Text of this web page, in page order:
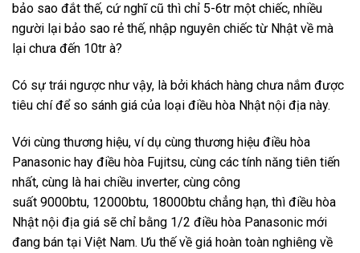
bảo sao đắt thế, cứ nghĩ cũ thì chỉ 5-6tr một chiếc, nhiều
người lại bảo sao rẻ thế, nhập nguyên chiếc từ Nhật về mà
lại chưa đến 10tr à?
Có sự trái ngược như vậy, là bởi khách hàng chưa nắm được
tiêu chí để so sánh giá của loại điều hòa Nhật nội địa này.
Với cùng thương hiệu, ví dụ cùng thương hiệu điều hòa
Panasonic hay điều hòa Fujitsu, cùng các tính năng tiên tiến
nhất, cùng là hai chiều inverter, cùng công
suất 9000btu, 12000btu, 18000btu chẳng hạn, thì điều hòa
Nhật nội địa giá sẽ chỉ bằng 1/2 điều hòa Panasonic mới
đang bán tại Việt Nam. Ưu thế về giá hoàn toàn nghiêng về